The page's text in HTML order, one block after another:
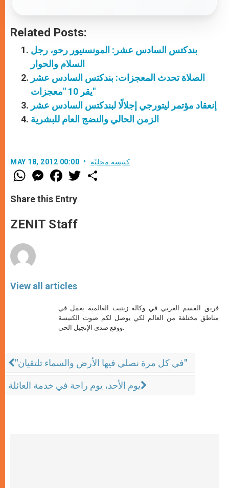
Related Posts:
بندكتس السادس عشر: المونسنيور رحو، رجل
السلام والحوار
الصلاة تحدث المعجزات: بندكتس السادس عشر
يقر 10 "معجزات"
إنعقاد مؤتمر ليتورجي إجلالًا لبندكتس السادس عشر
الزمن الحالي والنضج العام للبشرية
MAY 18, 2012 00:00 كنيسة محليّة
W
h
t
s
p
p
M
e
s
e
g
e
F
a
e
b
o
k
w
Share this Entry
ZENIT Staff
View all articles
فريق القسم العربي في وكالة زينيت العالمية يعمل في
مناطق مختلفة من العالم لكي يوصل لكم صوت الكنيسة
ووقع صدى الإنجيل الحي.
"في كل مرة نصلي فيها الأرض والسماء تلتقيان"
يوم الأحد، يوم راحة في خدمة العائلة